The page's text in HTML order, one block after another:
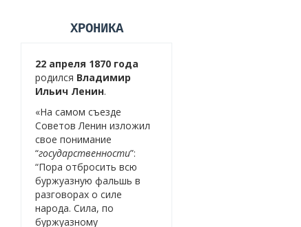
ХРОНИКА
22 апреля 1870 года
родился Владимир
Ильич Ленин.
«На самом съезде
Советов Ленин изложил
свое понимание
“государственности”:
“Пора отбросить всю
буржуазную фальшь в
разговорах о силе
народа. Сила, по
буржуазному